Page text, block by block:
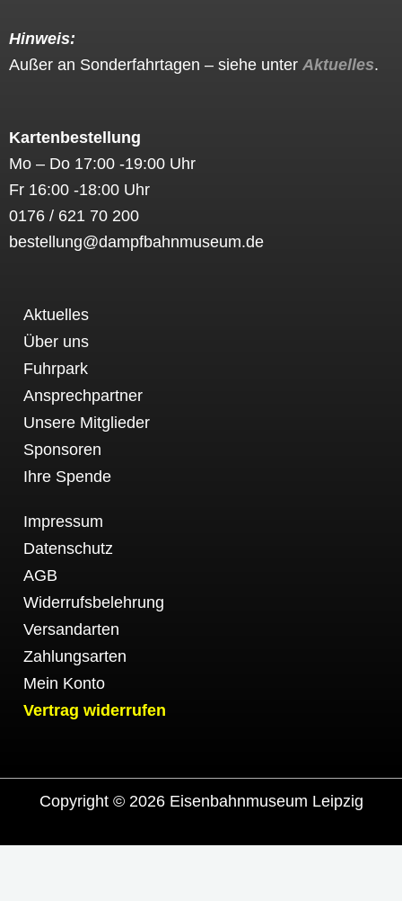
Hinweis:
Außer an Sonderfahrtagen – siehe unter Aktuelles.
Kartenbestellung
Mo – Do 17:00 -19:00 Uhr
Fr 16:00 -18:00 Uhr
0176 / 621 70 200
bestellung@dampfbahnmuseum.de
Aktuelles
Über uns
Fuhrpark
Ansprechpartner
Unsere Mitglieder
Sponsoren
Ihre Spende
Impressum
Datenschutz
AGB
Widerrufsbelehrung
Versandarten
Zahlungsarten
Mein Konto
Vertrag widerrufen
Copyright © 2026 Eisenbahnmuseum Leipzig